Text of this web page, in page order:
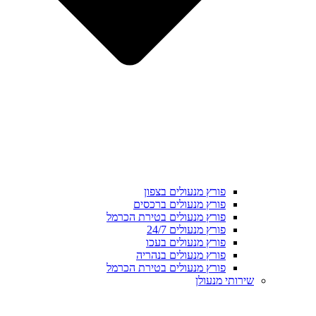
פורץ מנעולים בצפון
פורץ מנעולים ברכסים
פורץ מנעולים בטירת הכרמל
פורץ מנעולים 24/7
פורץ מנעולים בעכו
פורץ מנעולים בנהריה
פורץ מנעולים בטירת הכרמל
שירותי מנעולן